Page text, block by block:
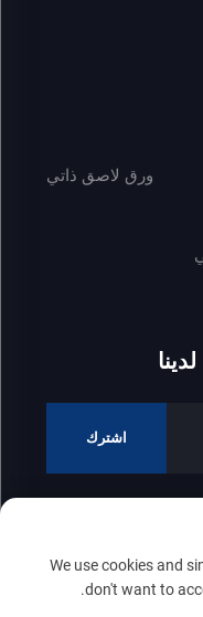
ورق لاصق ذاتي
اشترك
لشركة شاندونغ زينفونغ للصناعات الورقية
We use cookies and
don't want to